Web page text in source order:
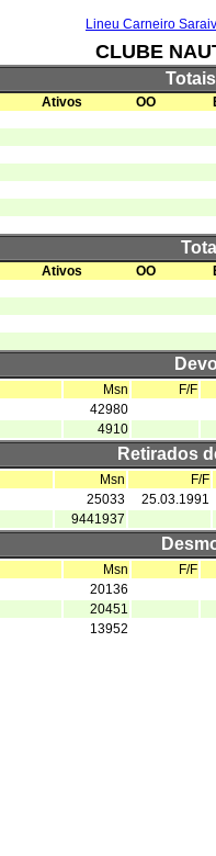
Lineu Carneiro
CLUBE
Ativos OO
Ativos OO
Msn
F/F
42980
4910
Retirados
Msn
F/F
25033
25.03.1991
9441937
Msn
F/F
20136
20451
13952